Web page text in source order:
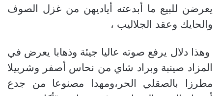
يعرضن للبيع ما أبدعته أياديهن من غزل الصوف
والحايك وعقد الجلاليب ،
وهذا دلال يرفع صوته عاليا جيئة وذهابا يعرض في
المزاد صينبة وبراد شاي من نحاس أصفر وشربيلا
مطرزا بالصقلي الحر،ومهدا مصنوعا من جدع